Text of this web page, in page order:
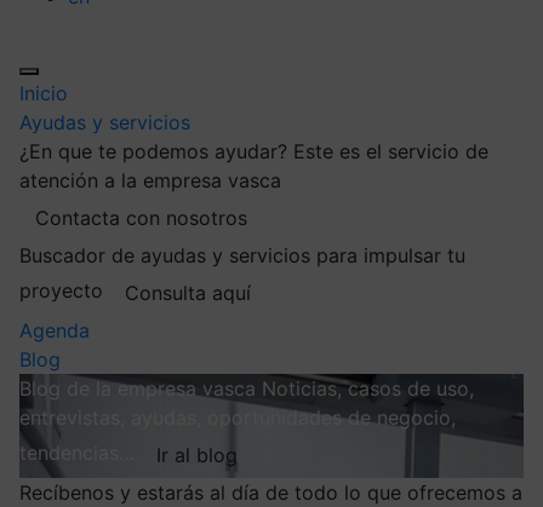
Inicio
Ayudas y servicios
¿En que te podemos ayudar? Este es el servicio de
atención a la empresa vasca
Contacta con nosotros
Buscador de ayudas y servicios para impulsar tu
proyecto
Consulta aquí
Agenda
Blog
Blog de la empresa vasca Noticias, casos de uso,
entrevistas, ayudas, oportunidades de negocio,
tendencias…
Ir al blog
Recíbenos y estarás al día de todo lo que ofrecemos a